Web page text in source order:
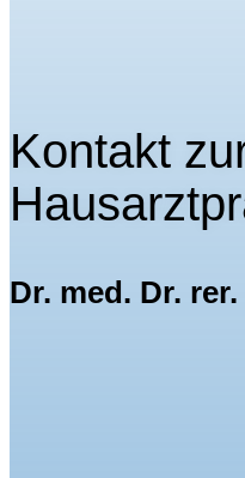
Kontakt
Dr. med. Dr.